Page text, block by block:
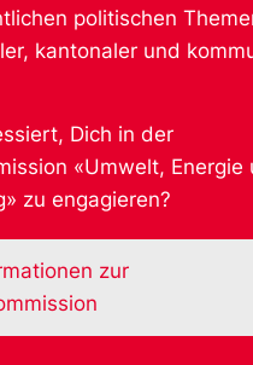
politischen
kantonaler und
Dich in der
«Umwelt, Energie
zu engagieren?
zur